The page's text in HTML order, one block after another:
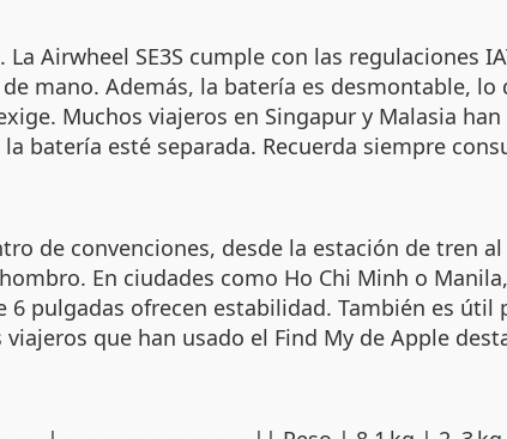
Airwheel SE3S cumple con las regulaciones
mano. Además, la batería es desmontable,
Muchos viajeros en Singapur y Malasia
batería esté separada. Recuerda siempre
de convenciones, desde la estación de tren
En ciudades como Ho Chi Minh o
pulgadas ofrecen estabilidad. También es útil
que han usado el Find My de Apple